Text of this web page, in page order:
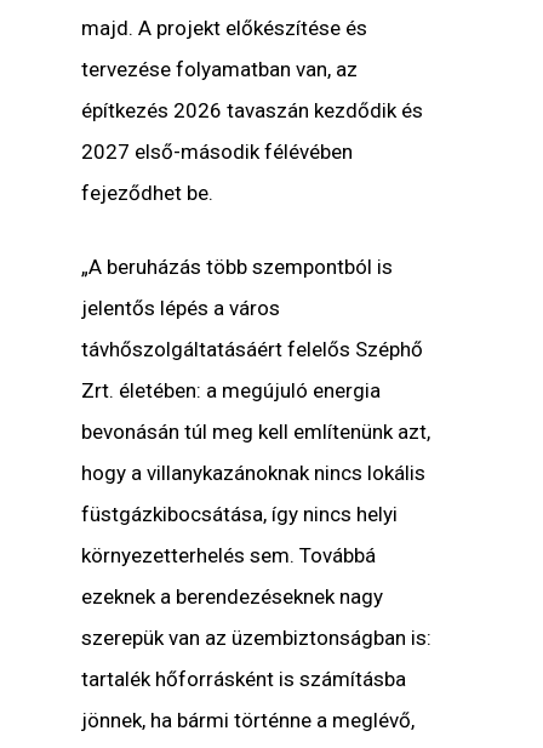
majd. A projekt előkészítése és
tervezése folyamatban van, az
építkezés 2026 tavaszán kezdődik és
2027 első-második félévében
fejeződhet be.
„A beruházás több szempontból is
jelentős lépés a város
távhőszolgáltatásáért felelős Széphő
Zrt. életében: a megújuló energia
bevonásán túl meg kell említenünk azt,
hogy a villanykazánoknak nincs lokális
füstgázkibocsátása, így nincs helyi
környezetterhelés sem. Továbbá
ezeknek a berendezéseknek nagy
szerepük van az üzembiztonságban is:
tartalék hőforrásként is számításba
jönnek, ha bármi történne a meglévő,